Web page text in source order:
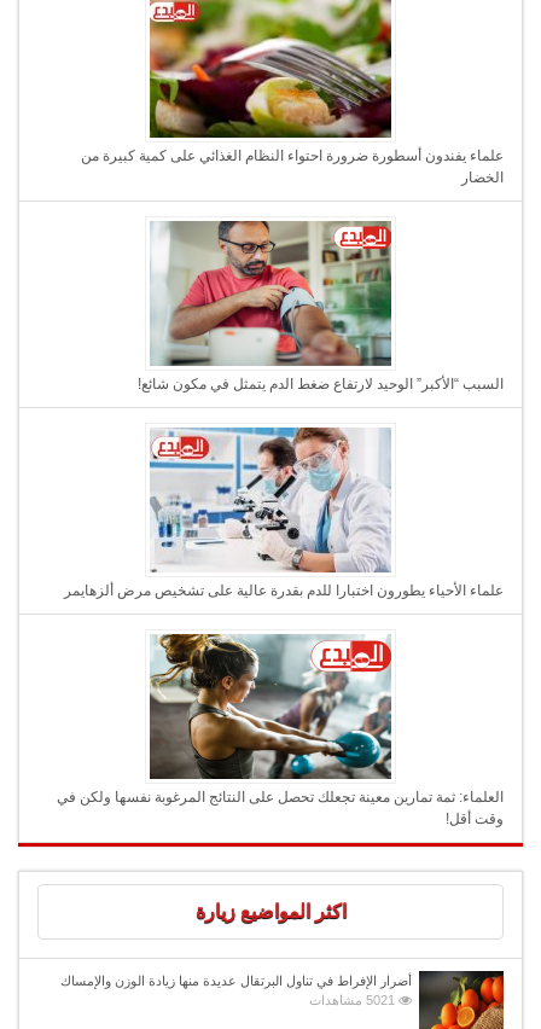
علماء يفندون أسطورة ضرورة احتواء النظام الغذائي على كمية كبيرة من
الخضار
السبب “الأكبر” الوحيد لارتفاع ضغط الدم يتمثل في مكون شائع!
علماء الأحياء يطورون اختبارا للدم بقدرة عالية على تشخيص مرض ألزهايمر
العلماء: ثمة تمارين معينة تجعلك تحصل على النتائج المرغوبة نفسها ولكن في
وقت أقل!
اكثر المواضيع زيارة
أضرار الإفراط في تناول البرتقال عديدة منها زيادة الوزن والإمساك
5021 مشاهدات